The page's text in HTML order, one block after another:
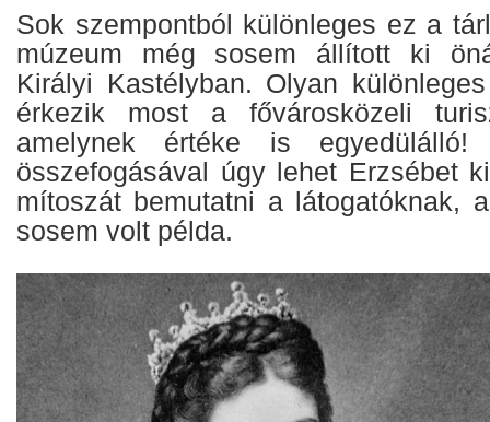
Sok szempontból különleges ez a
múzeum még sosem állított ki
Királyi Kastélyban. Olyan
érkezik most a fővárosközeli
amelynek értéke is egyedülálló!
összefogásával úgy lehet Erzsébet
mítoszát bemutatni a látogatóknak,
sosem volt példa.